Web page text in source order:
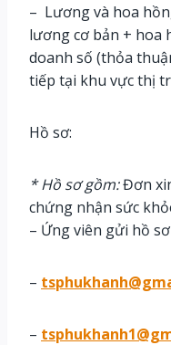
– Lương và hoa
lương cơ bản + hoa
doanh số (thỏa
tiếp tại khu vực thị
Hồ sơ:
* Hồ sơ gồm:Đơn
chứng nhận sức
– Ứng viên gửi hồ
–
–